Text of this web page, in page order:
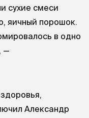
сухие смеси
яичный порошок.
в одно
—
Александр